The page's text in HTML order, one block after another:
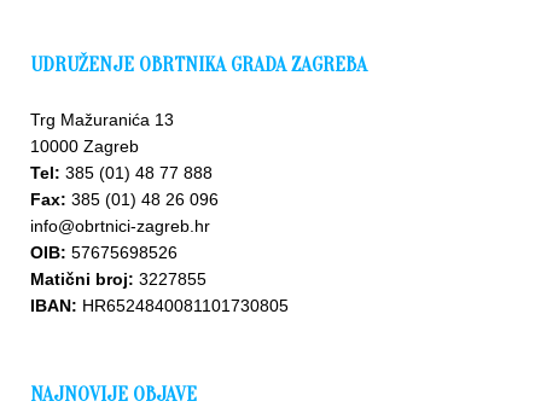
UDRUŽENJE OBRTNIKA GRADA ZAGREBA
Trg Mažuranića 13
10000 Zagreb
Tel: 385 (01) 48 77 888
Fax: 385 (01) 48 26 096
info@obrtnici-zagreb.hr
OIB: 57675698526
Matični broj: 3227855
IBAN: HR6524840081101730805
NAJNOVIJE OBJAVE